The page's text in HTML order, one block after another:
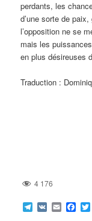
perdants, les
d’une sorte de
l’opposition ne se
mais les
en plus désireuses
Traduction :
4 176
Telegram
VK Email